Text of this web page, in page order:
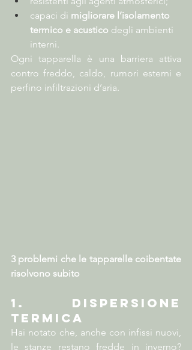
capaci di migliorare l’isolamento
termico e acustico degli ambienti
interni.
Ogni tapparella è una barriera attiva
contro freddo, caldo, rumori esterni e
perfino infiltrazioni d’aria.
3 problemi che le tapparelle coibentate
risolvono subito
1. Dispersione
termica
Hai notato che, anche con infissi nuovi,
le stanze restano fredde in inverno?